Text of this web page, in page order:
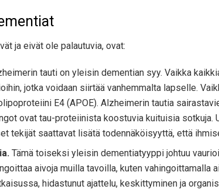
ja eivät ole palautuvia, ovat:
tauti on yleisin dementian syy. Vaikka
jotka voidaan siirtää vanhemmalta lapselle.
E4 (APOE). Alzheimerin tautia
ovat tau-proteiinista koostuvia kuituisia
tekijät saattavat lisätä todennäköisyyttä, että
Tämä toiseksi yleisin dementiatyyppi johtuu
aivoja muilla tavoilla, kuten
hidastunut ajattelu, keskittyminen ja